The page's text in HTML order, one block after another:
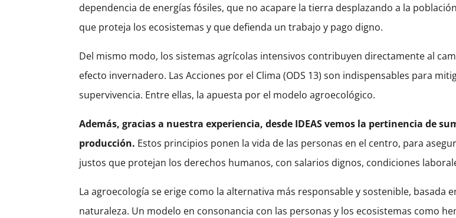
dependencia de energías fósiles, que no acapare la tierra desplazando a la
que proteja los ecosistemas y que defienda un trabajo y pago digno.
Del mismo modo, los sistemas agrícolas intensivos contribuyen directamente al
efecto invernadero. Las Acciones por el Clima (ODS 13) son indispensables para
supervivencia. Entre ellas, la apuesta por el modelo agroecológico.
Además, gracias a nuestra experiencia, desde IDEAS vemos la pertinencia de
producción. Estos principios ponen la vida de las personas en el centro, para
justos que protejan los derechos humanos, con salarios dignos, condiciones
La agroecología se erige como la alternativa más responsable y sostenible, basada
naturaleza. Un modelo en consonancia con las personas y los ecosistemas como